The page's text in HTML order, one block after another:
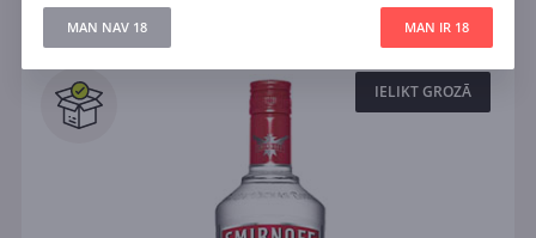
Meklēt
Visi IELIKT GROZĀ
MAN NAV 18 MAN IR 18